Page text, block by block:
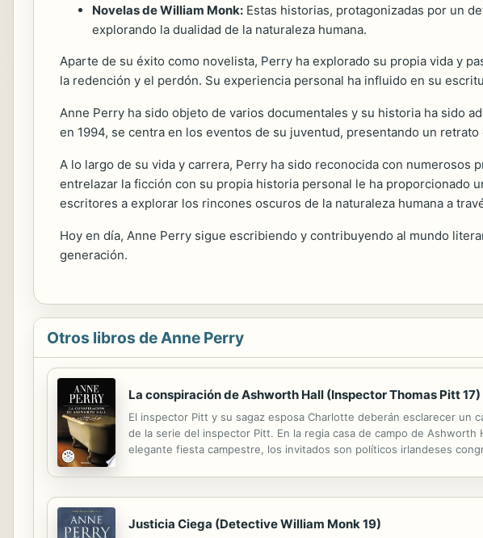
Novelas de William Monk: Estas historias, protagonizadas por un
explorando la dualidad de la naturaleza humana.
Aparte de su éxito como novelista, Perry ha explorado su propia vida y
la redención y el perdón. Su experiencia personal ha influido en su
Anne Perry ha sido objeto de varios documentales y su historia ha sido
en 1994, se centra en los eventos de su juventud, presentando un
A lo largo de su vida y carrera, Perry ha sido reconocida con
entrelazar la ficción con su propia historia personal le ha proporcionado
escritores a explorar los rincones oscuros de la naturaleza humana a
Hoy en día, Anne Perry sigue escribiendo y contribuyendo al mundo
generación.
Otros libros de Anne Perry
La conspiración de Ashworth Hall (Inspector Thomas Pitt 17)
El inspector Pitt y su sagaz esposa Charlotte deberán esclarecer un
de la serie del inspector Pitt. En la regia casa de campo de
elegante fiesta campestre, los invitados son políticos irlandeses
Justicia Ciega (Detective William Monk 19)